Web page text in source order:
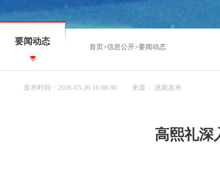
要闻动态
首页 >信息公开>要闻动态
发布时间：2026-03-26 16:08:00 来源：洮南发布
高熙礼深